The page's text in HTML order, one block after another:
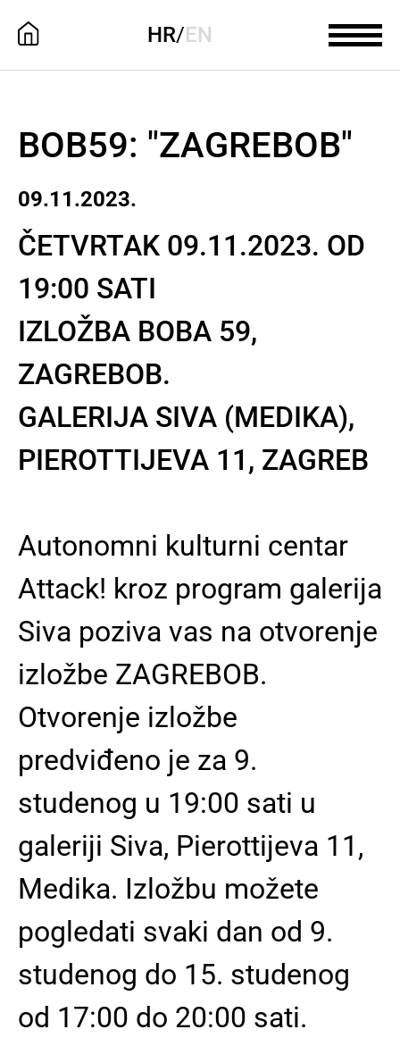
HR/EN
BOB59: "ZAGREBOB"
09.11.2023.
ČETVRTAK 09.11.2023. OD
19:00 SATI
IZLOŽBA BOBA 59,
ZAGREBOB.
GALERIJA SIVA (MEDIKA),
PIEROTTIJEVA 11, ZAGREB
Autonomni kulturni centar
Attack! kroz program galerija
Siva poziva vas na otvorenje
izložbe ZAGREBOB.
Otvorenje izložbe
predviđeno je za 9.
studenog u 19:00 sati u
galeriji Siva, Pierottijeva 11,
Medika. Izložbu možete
pogledati svaki dan od 9.
studenog do 15. studenog
od 17:00 do 20:00 sati.